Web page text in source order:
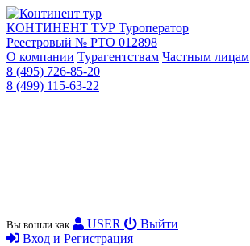
КОНТИНЕНТ ТУР Туроператор
Реестровый № РТО 012898
О компании Турагентствам Частным лицам
8 (495) 726-85-20
8 (499) 115-63-22
Вы вошли как USER
Выйти
Вход и Регистрация